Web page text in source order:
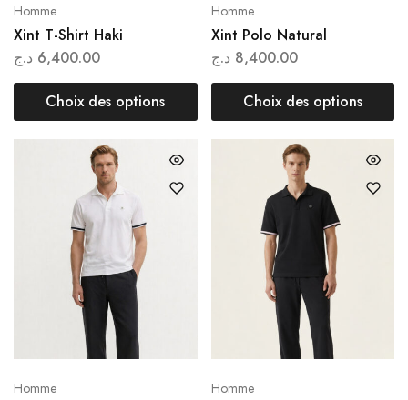
Homme
Xint T-Shirt Haki
6,400.00 د.ج
Choix des options
Homme
Xint Polo Natural
8,400.00 د.ج
Choix des options
Homme Homme